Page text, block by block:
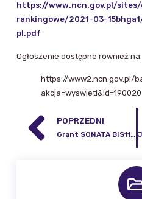
https://www.ncn.gov.pl/
rankingowe/2021-03-
pl.pdf
Ogłoszenie dostępne również na:
https://www2.ncn.gov.pl/
akcja=wyswietl&id=190020
POPRZEDNI
Grant SONATA BIS11 dla dr hab. inż. Walyeldeen Godah z Centrum Geodezji i Geodynamiki IGIK